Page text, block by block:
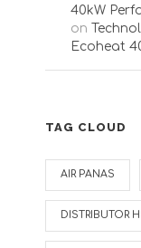
40kW
on
Ecoheat
TAG CLOUD
AIR PANAS
DISTRIBUTOR